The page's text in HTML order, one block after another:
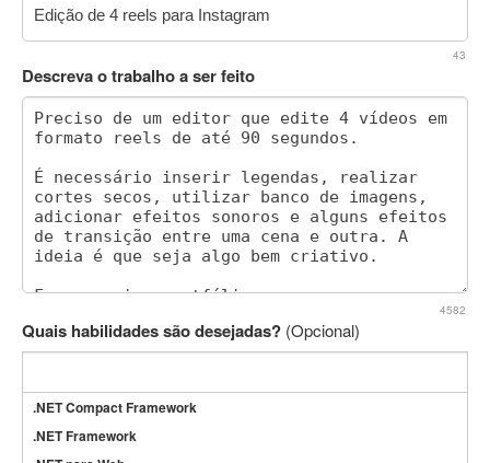
43
Descreva o trabalho a ser feito
4582
Quais habilidades são desejadas? (Opcional)
.NET Compact Framework
.NET Framework